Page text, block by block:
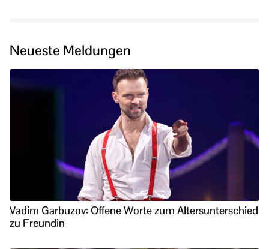
Neueste Meldungen
Vadim Garbuzov: Offene Worte zum Altersunterschied
zu Freundin